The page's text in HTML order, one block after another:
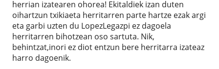
herrian izatearen ohorea! Ekitaldiek izan duten
oihartzun txikiaeta herritarren parte hartze ezak argi
eta garbi uzten du LopezLegazpi ez dagoela
herritarren bihotzean oso sartuta. Nik,
behintzat,inori ez diot entzun bere herritarra izateaz
harro dagoenik.